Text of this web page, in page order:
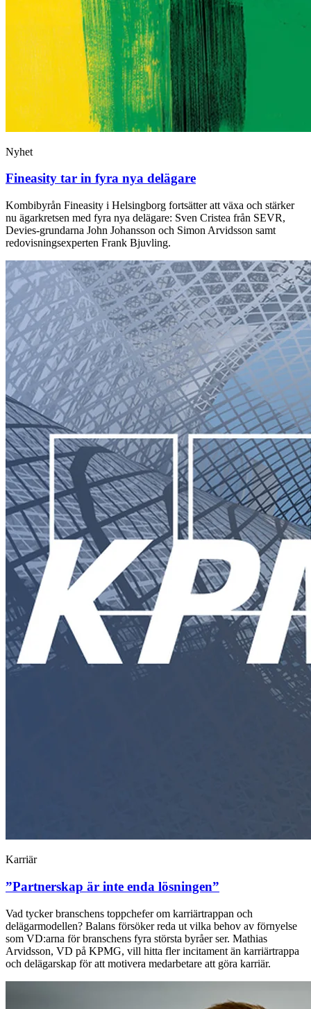
Nyhet
Fineasity tar in fyra nya delägare
Kombibyrån Fineasity i Helsingborg fortsätter att växa och stärker
nu ägarkretsen med fyra nya delägare: Sven Cristea från SEVR,
Devies‑grundarna John Johansson och Simon Arvidsson samt
redovisningsexperten Frank Bjuvling.
Karriär
”Partnerskap är inte enda lösningen”
Vad tycker branschens toppchefer om karriärtrappan och
delägarmodellen? Balans försöker reda ut vilka behov av förnyelse
som VD:arna för branschens fyra största byråer ser. Mathias
Arvidsson, VD på KPMG, vill hitta fler incitament än karriärtrappa
och delägarskap för att motivera medarbetare att göra karriär.